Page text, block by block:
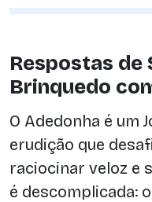
Respostas de
Brinquedo
O Adedonha é um
erudição que
raciocinar veloz e
é descomplicada: